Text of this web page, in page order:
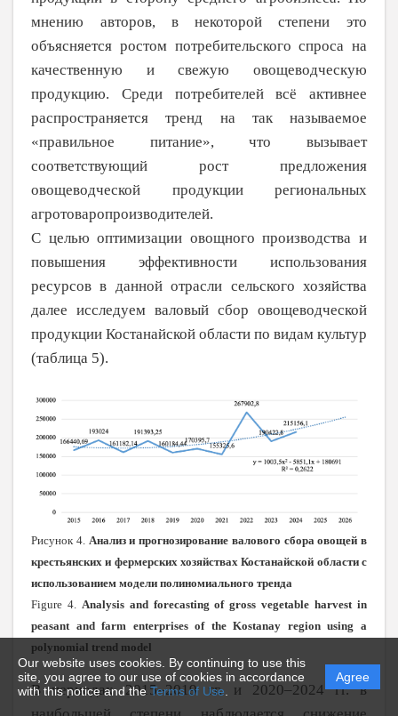
Our website uses cookies. By continuing to use this
site, you agree to our use of cookies in accordance
with this notice and the Terms of Use
Agree
мнению авторов, в
некоторой степени это
объясняется ростом потребительского спроса на
качественную и свежую овощеводческую
продукцию. Среди потребителей всё активнее
распространяется тренд на так называемое
«правильное питание», что вызывает
соответствующий рост предложения
овощеводческой продукции региональных
агротоваропроиз­водителей.
С целью оптимизации овощного производства и
повышения эффективности использования
ресурсов в данной отрасли сельского хозяйства
далее исследуем валовый сбор овощеводческой
продукции Костанайской области по видам культур
(таблица 5).
Рисунок 4. Анализ и прогнозирование валового сбора овощей в
крестьянских и фермерских хозяйствах Костанайской области с
использованием модели полиномиального тренда
Figure 4. Analysis and forecasting of gross vegetable harvest in
peasant and farm enterprises of the Kostanay region using a
polynomial trend model
В периодах 2015–2019 гг. и 2020–2024
гг. в